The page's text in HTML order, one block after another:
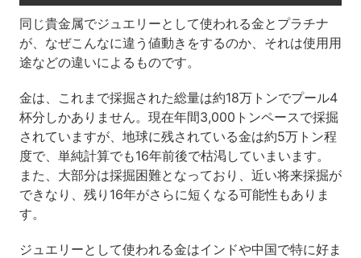
同じ貴金属でジュエリーとして使われる金とプラチナ
が、なぜこんなに違う値動きをするのか、それは使用用
途などの違いによるものです。
金は、これまで採掘された総量は約18万トンでプール4
杯分しかありません。現在年間3,000トンペースで採掘
されていますが、地球に残されている金は約5万トン程
度で、単純計算でも16年前後で枯渇していまいます。
また、大部分は採掘困難となっており、近い将来採掘が
できなり、残り16年がさらに短くなる可能性もありま
す。
ジュエリーとして使われる金はインドや中国で特に好ま